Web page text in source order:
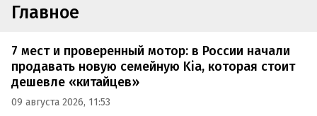
Главное
7 мест и проверенный мотор: в России начали
продавать новую семейную Kia, которая стоит
дешевле «китайцев»
09 августа 2026, 11:53